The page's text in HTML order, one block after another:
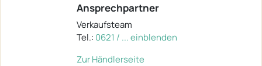
Ansprechpartner
Verkaufsteam
Tel.: 0621 / ... einblenden
Zur Händlerseite